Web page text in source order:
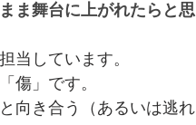
ま舞台に上がれたらと思
当しています。
傷」です。
向き合う（あるいは逃れ